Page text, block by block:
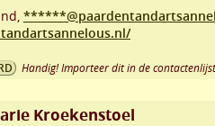
Handig! Importeer dit in de
Kroekenstoel